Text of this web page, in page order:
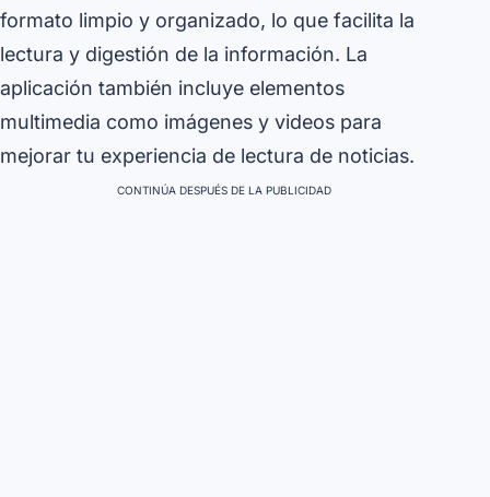
formato limpio y organizado, lo que facilita la
lectura y digestión de la información. La
aplicación también incluye elementos
multimedia como imágenes y videos para
mejorar tu experiencia de lectura de noticias.
CONTINÚA DESPUÉS DE LA PUBLICIDAD